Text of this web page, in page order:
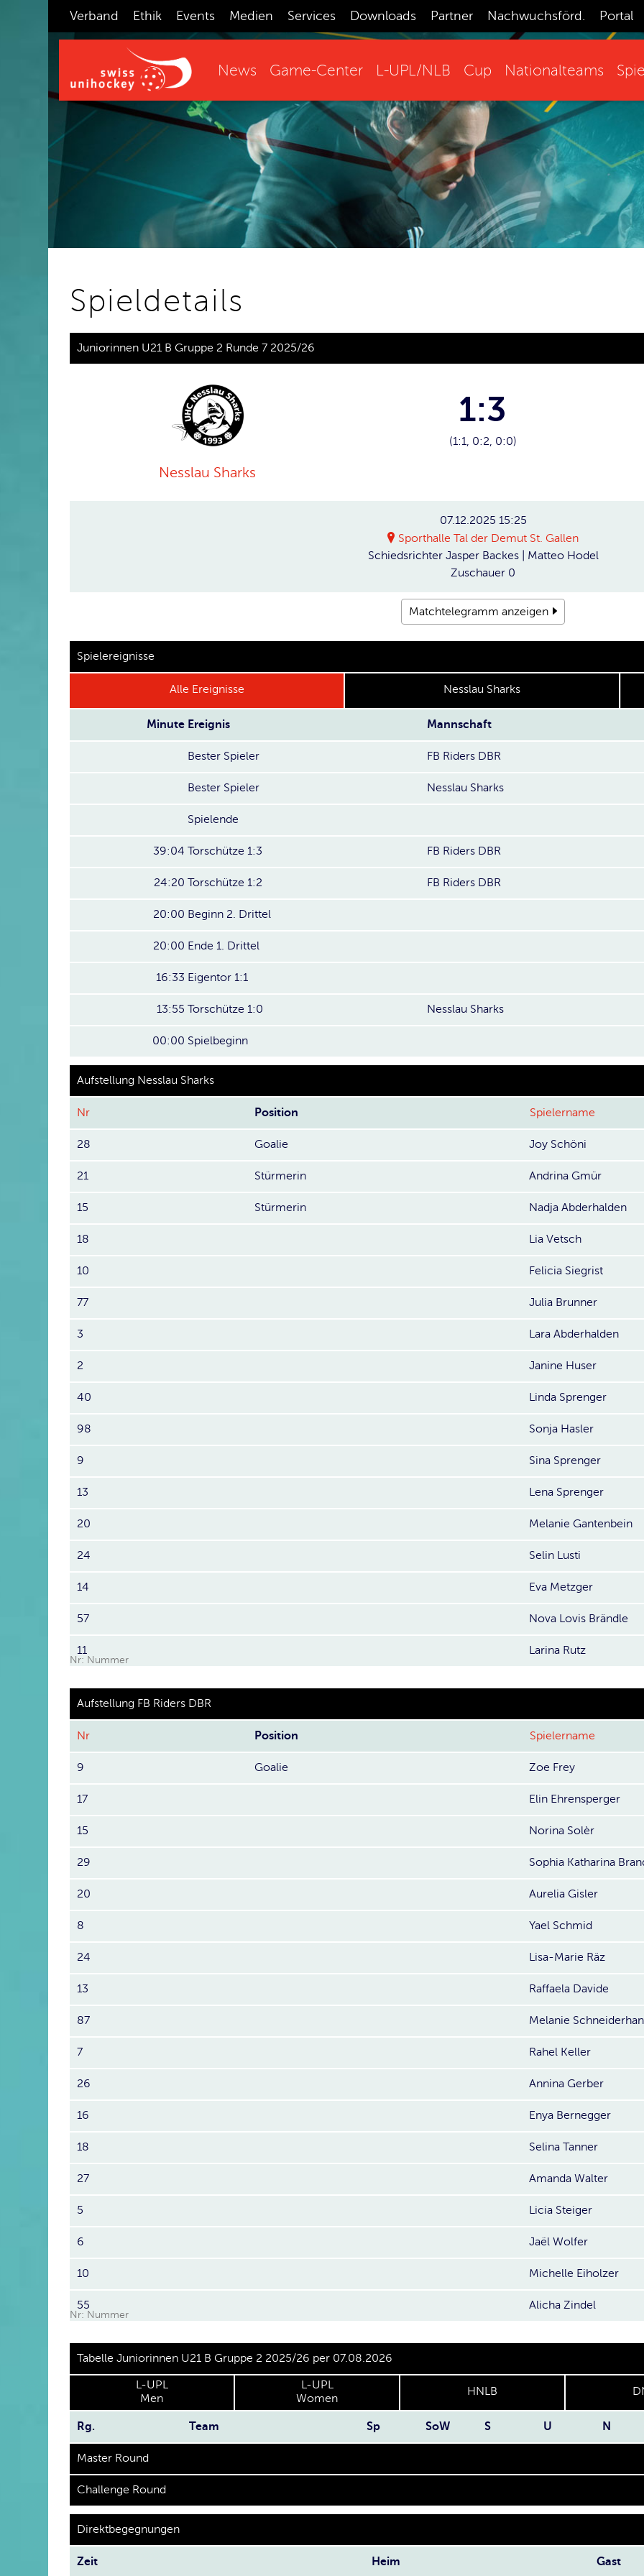
Verband Ethik Events Medien Services Downloads Partner Nachwuchsförd. Portal
News Game-Center L-UPL/NLB Cup Nationalteams
Spieldetails
Juniorinnen U21 B Gruppe 2 Runde 7 2025/26
Nesslau Sharks
1:3
(1:1, 0:2, 0:0)
07.12.2025 15:25
Sporthalle Tal der Demut St. Gallen
Schiedsrichter Jasper Backes | Matteo Hodel
Zuschauer 0
Matchtelegramm anzeigen
Spielereignisse
Alle Ereignisse Nesslau Sharks
Minute Ereignis Mannschaft
Bester Spieler FB Riders DBR
Bester Spieler Nesslau Sharks
Spielende
39:04 Torschütze 1:3 FB Riders DBR
24:20 Torschütze 1:2 FB Riders DBR
20:00 Beginn 2. Drittel
20:00 Ende 1. Drittel
16:33 Eigentor 1:1
13:55 Torschütze 1:0 Nesslau Sharks
00:00 Spielbeginn
Aufstellung Nesslau Sharks
Nr Position Spielername
28 Goalie Joy Schöni
21 Stürmerin Andrina Gmür
15 Stürmerin Nadja Abderhalden
18 Lia Vetsch
10 Felicia Siegrist
77 Julia Brunner
3 Lara Abderhalden
2 Janine Huser
40 Linda Sprenger
98 Sonja Hasler
9 Sina Sprenger
13 Lena Sprenger
20 Melanie Gantenbein
24 Selin Lusti
14 Eva Metzger
57 Nova Lovis Brändle
11 Larina Rutz
Nr: Nummer
Aufstellung FB Riders DBR
Nr Position Spielername
9 Goalie Zoe Frey
17 Elin Ehrensperger
15 Norina Solèr
29 Sophia Katharina
20 Aurelia Gisler
8 Yael Schmid
24 Lisa-Marie Räz
13 Raffaela Davide
87 Melanie Schneiderhan
7 Rahel Keller
26 Annina Gerber
16 Enya Bernegger
18 Selina Tanner
27 Amanda Walter
5 Licia Steiger
6 Jaël Wolfer
10 Michelle Eiholzer
55 Alicha Zindel
Nr: Nummer
Tabelle Juniorinnen U21 B Gruppe 2 2025/26 per 07.08.2026
L-UPL
Men
L-UPL
Women
HNLB
Rg. Team Sp SoW S U N
Master Round
Challenge Round
Direktbegegnungen
Zeit Heim Gast